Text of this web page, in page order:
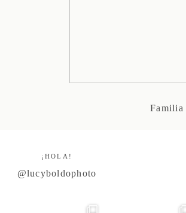
Familia
¡HOLA!
@lucyboldophoto